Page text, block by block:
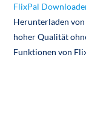
FlixPal
Herunterladen
hoher Qualität
Funktionen von